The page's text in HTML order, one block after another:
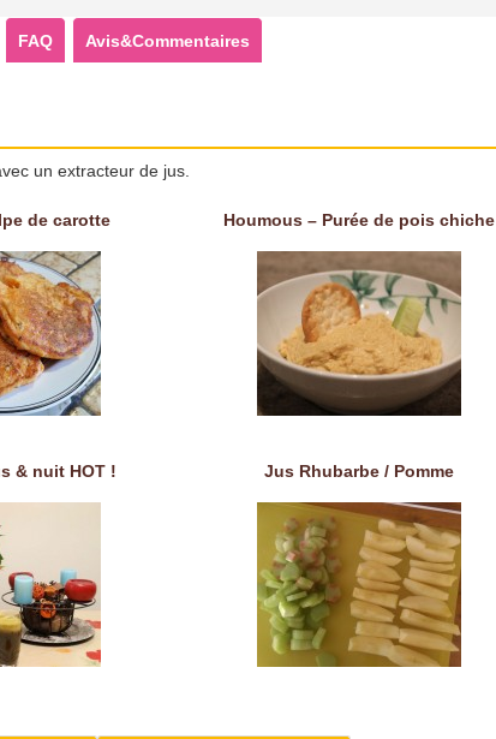
FAQ Avis&Commentaires
un extracteur de jus.
de carotte Houmous – Purée de pois chiche
& nuit HOT ! Jus Rhubarbe / Pomme